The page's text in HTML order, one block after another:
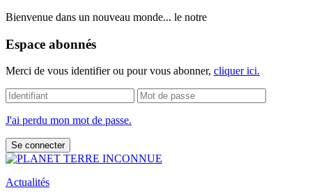
Bienvenue dans un nouveau monde... le notre
Espace abonnés
Merci de vous identifier ou pour vous abonner, cliquer ici.
J'ai perdu mon mot de passe.
Actualités